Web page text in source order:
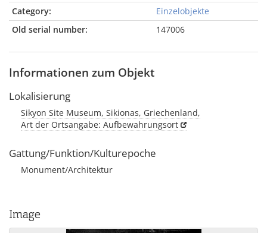
Category:
Einzelobjekte
Old serial number:
147006
Informationen zum Objekt
Lokalisierung
Sikyon Site Museum, Sikionas, Griechenland,
Art der Ortsangabe: Aufbewahrungsort
Gattung/Funktion/Kulturepoche
Monument/Architektur
Image